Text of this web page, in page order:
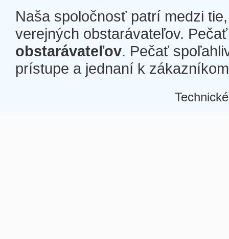
Naša spoločnosť patrí medzi
verejných obstarávateľov.
obstarávateľov. Pečať
prístupe a jednaní k